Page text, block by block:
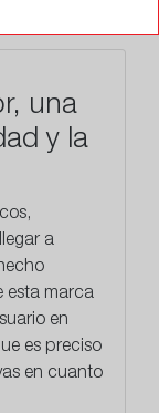
una
y la
a
esta marca
en
es preciso
en cuanto